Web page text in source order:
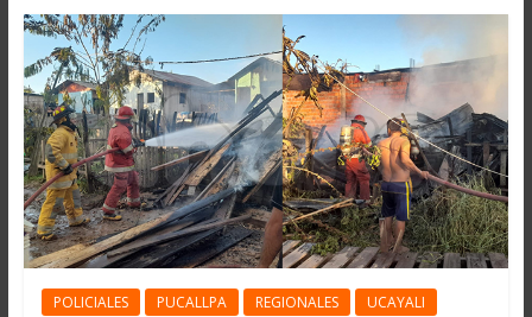
POLICIALES PUCALLPA REGIONALES UCAYALI